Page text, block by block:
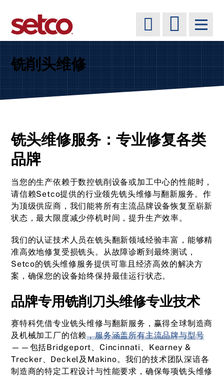
铣削头维修
铣头维修服务：专业修复各类
品牌
当您的生产依赖于数控铣削设备或加工中心的性能时，
请信赖Setco提供的行业领先铣头维修与翻新服务。作
为顶级供应商，我们能将所有主流品牌设备恢复至崭新
状态，最大限度减少停机时间，提升生产效率。
我们的认证技术人员在铣头翻新领域经验丰富，能够精
准高效地修复受损铣头。从故障诊断到最终测试，
Setco的铣头维修服务提供可靠且经济高效的解决方
案，确保您的设备始终保持最佳运行状态。
品牌专用铣削刀头维修专业技术
赛特科凭借专业铣头维修与翻新服务，赢得全球制造商
及机械加工厂的信赖，服务涵盖所有主流品牌与型号
——包括Bridgeport、Cincinnati、Kearney &
Trecker、Deckel及Makino。我们的技术团队深谙各
制造商的特定工程设计与性能要求，确保每项铣头维修